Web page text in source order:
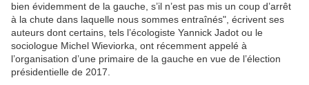
bien évidemment de la gauche, s’il n’est pas mis un coup d’arrêt
à la chute dans laquelle nous sommes entraînés", écrivent ses
auteurs dont certains, tels l’écologiste Yannick Jadot ou le
sociologue Michel Wieviorka, ont récemment appelé à
l’organisation d’une primaire de la gauche en vue de l’élection
présidentielle de 2017.